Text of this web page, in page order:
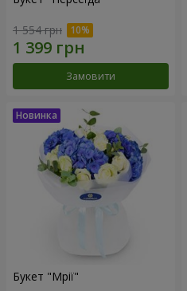
1 554 грн
Замовити
Букет "Мрії"